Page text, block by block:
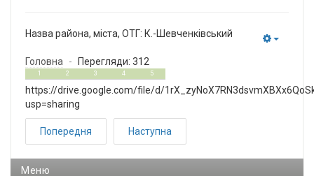
Назва района, міста, ОТГ: К.-Шевченківський
Головна Перегляди: 312
05
1 2 3 4 5
https://drive.google.com/file/d/
usp=sharing
Попередня Наступна
Меню